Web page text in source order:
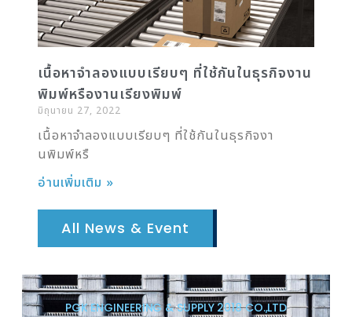
เนื้อหาจำลองแบบเรียบๆ ที่ใช้กันในธุรกิจงาน
พิมพ์หรืองานเรียงพิมพ์
มิถุนายน 27, 2022
เนื้อหาจำลองแบบเรียบๆ ที่ใช้กันในธุรกิจงา
นพิมพ์หรื
อ่านเพิ่มเติม »
All News & Event
PGK ENGINEERING & SUPPLY 2018 CO.,LTD